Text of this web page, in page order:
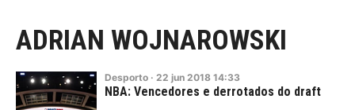
ADRIAN WOJNAROWSKI
Desporto · 22 jun 2018 14:33
NBA: Vencedores e derrotados do draft